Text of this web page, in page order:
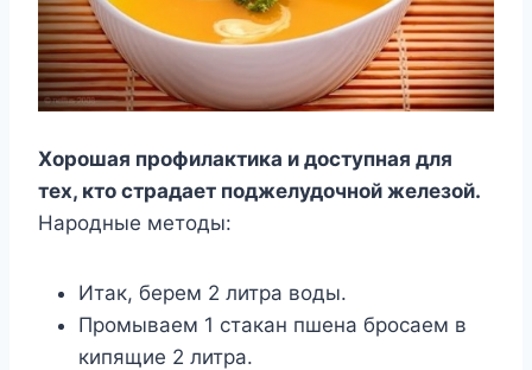
Хорошая профилактика и доступная для
тех, кто страдает поджелудочной железой.
Народные методы:
Итак, берем 2 литра воды.
Промываем 1 стакан пшена бросаем в
кипящие 2 литра.